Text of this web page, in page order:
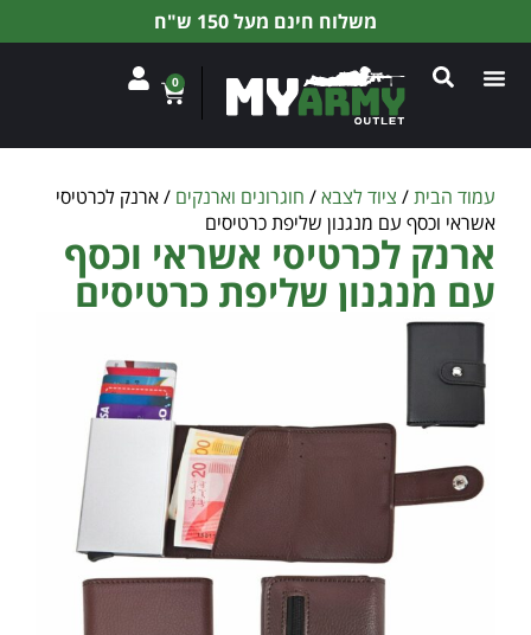
משלוח חינם מעל 150 ש"ח
0
עמוד הבית/ ציוד לצבא/ חוגרונים וארנקים / ארנק לכרטיסי
אשראי וכסף עם מנגנון שליפת כרטיסים
ארנק לכרטיסי אשראי וכסף
עם מנגנון שליפת כרטיסים